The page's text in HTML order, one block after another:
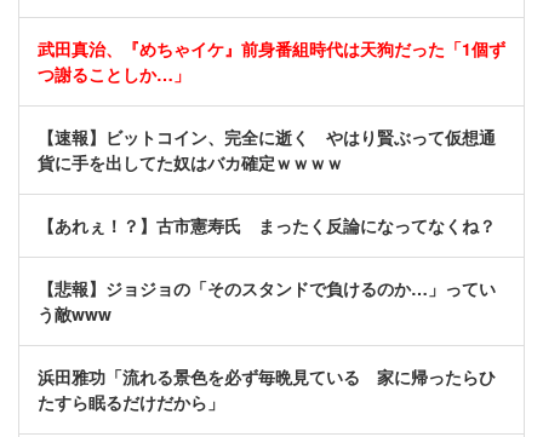
武田真治、『めちゃイケ』前身番組時代は天狗だった「1個ず
つ謝ることしか…」
【速報】ビットコイン、完全に逝く やはり賢ぶって仮想通
貨に手を出してた奴はバカ確定ｗｗｗｗ
【あれぇ！？】古市憲寿氏 まったく反論になってなくね？
【悲報】ジョジョの「そのスタンドで負けるのか…」ってい
う敵www
浜田雅功「流れる景色を必ず毎晩見ている 家に帰ったらひ
たすら眠るだけだから」